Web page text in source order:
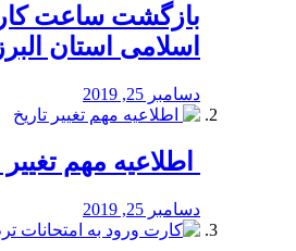
بازگشت ساعت
اسلامی استان البرز
دسامبر 25, 2019
اطلاعیه مهم تغییر
دسامبر 25, 2019